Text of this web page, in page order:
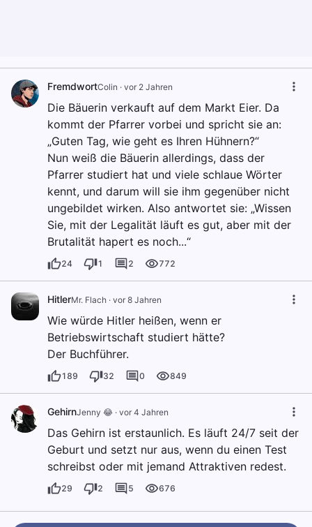
FremdwortColin · vor 2 Jahren
Die Bäuerin verkauft auf dem Markt Eier. Da
kommt der Pfarrer vorbei und spricht sie an:
„Guten Tag, wie geht es Ihren Hühnern?“
Nun weiß die Bäuerin allerdings, dass der
Pfarrer studiert hat und viele schlaue Wörter
kennt, und darum will sie ihm gegenüber nicht
ungebildet wirken. Also antwortet sie: „Wissen
Sie, mit der Legalität läuft es gut, aber mit der
Brutalität hapert es noch...“
24 1 2 772
HitlerMr. Flach · vor 8 Jahren
Wie würde Hitler heißen, wenn er
Betriebswirtschaft studiert hätte?
Der Buchführer.
189 32 0 849
GehirnJenny 😂 · vor 4 Jahren
Das Gehirn ist erstaunlich. Es läuft 24/7 seit der
Geburt und setzt nur aus, wenn du einen Test
schreibst oder mit jemand Attraktiven redest.
29 2 5 676